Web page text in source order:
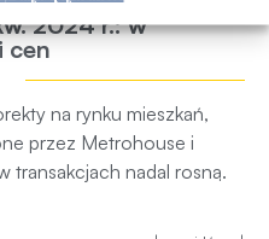
2024 r.: w
cen
na rynku mieszkań,
przez Metrohouse i
transakcjach nadal rosną.